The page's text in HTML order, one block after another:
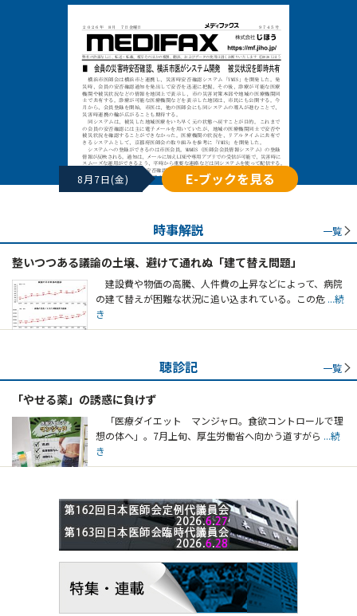
8月7日(金) E-ブックを見る
時事解説 一覧
整いつつある議論の土壌、避けて通れぬ「建て替え問題」
建設費や物価の高騰、人件費の上昇などによって、病院
の建て替えが困難な状況に追い込まれている。この危 ...続
き
聴診記 一覧
「やせる薬」の誘惑に負けず
「医療ダイエット マンジャロ。食欲コントロールで理
想の体へ」。7月上旬、厚生労働省へ向かう道すがら ...続
き